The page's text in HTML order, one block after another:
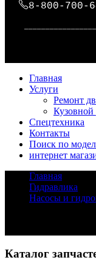
8-800-700-
Главная
Услуги
Ремонт
Кузовной
Спецтехника
Контакты
Поиск по
интернет
Главная
Гидравлика
Насосы и
Каталог